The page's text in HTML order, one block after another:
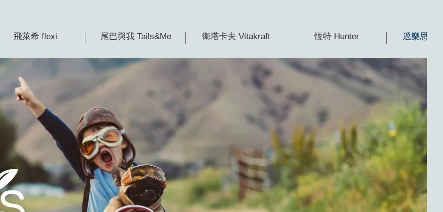
飛萊希 flexi 尾巴與我 Tails&Me 衛塔卡夫 Vitakraft 恆特 Hunter 邁樂思